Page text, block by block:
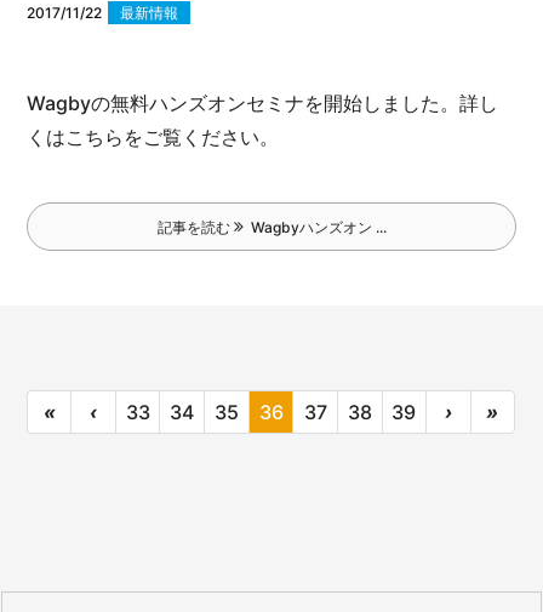
2017/11/22 最新情報
Wagbyの無料ハンズオンセミナを開始しました。詳し
くはこちらをご覧ください。
記事を読む Wagbyハンズオン ...
« ‹ 33 34 35 36 37 38 39 › »